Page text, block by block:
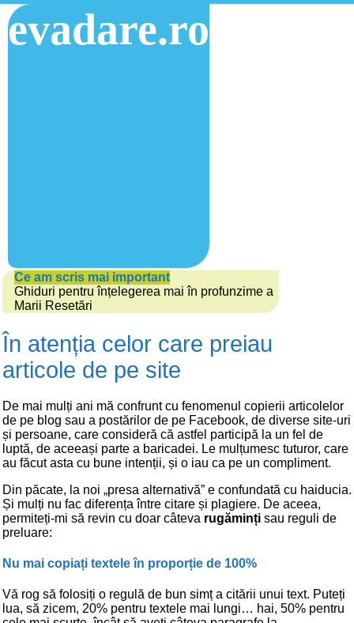
evadare.ro
Ce am scris mai important
Ghiduri pentru înțelegerea mai în profunzime a
Marii Resetări
În atenția celor care preiau
articole de pe site
De mai mulți ani mă confrunt cu fenomenul copierii articolelor
de pe blog sau a postărilor de pe Facebook, de diverse site-uri
și persoane, care consideră că astfel participă la un fel de
luptă, de aceeași parte a baricadei. Le mulțumesc tuturor, care
au făcut asta cu bune intenții, și o iau ca pe un compliment.
Din păcate, la noi „presa alternativă” e confundată cu haiducia.
Și mulți nu fac diferența între citare și plagiere. De aceea,
permiteți-mi să revin cu doar câteva rugăminți sau reguli de
preluare:
Nu mai copiați textele în proporție de 100%
Vă rog să folosiți o regulă de bun simț a citării unui text. Puteți
lua, să zicem, 20% pentru textele mai lungi… hai, 50% pentru